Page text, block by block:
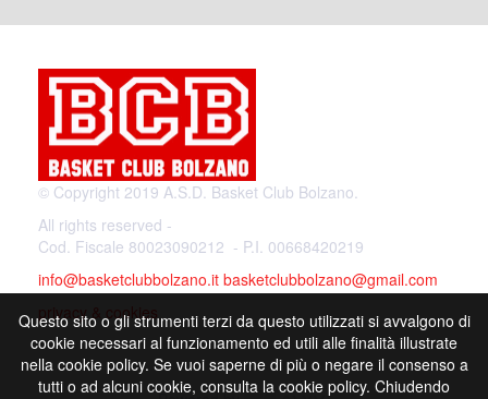
© Copyright 2019 A.S.D. Basket Club Bolzano.
All rights reserved -
Cod. Fiscale 80023090212 - P.I. 00668420219
info@basketclubbolzano.it basketclubbolzano@gmail.com
privacy & cookies
Questo sito o gli strumenti terzi da questo utilizzati si avvalgono di
cookie necessari al funzionamento ed utili alle finalità illustrate
nella cookie policy. Se vuoi saperne di più o negare il consenso a
tutti o ad alcuni cookie, consulta la cookie policy. Chiudendo